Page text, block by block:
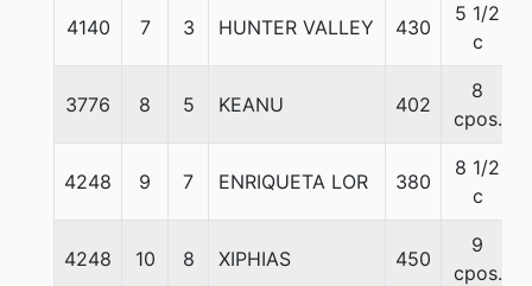
4140 7 3 HUNTER VALLEY 430
5 1/2
c
3776 8 5 KEANU 402
8
cpos.
4248 9 7 ENRIQUETA LOR 380
8 1/2
c
4248 10 8 XIPHIAS 450
9
cpos.